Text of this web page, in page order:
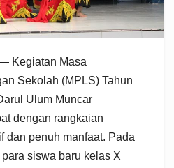
Kegiatan Masa
Sekolah (MPLS) Tahun
Ulum Muncar
dengan rangkaian
dan penuh manfaat. Pada
siswa baru kelas X